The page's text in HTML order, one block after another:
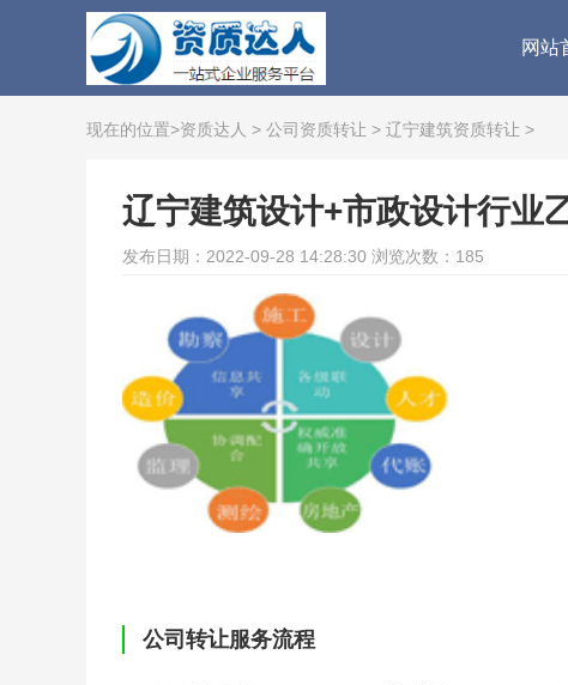
网站
现在的位置>资质达人 > 公司资质转让 > 辽宁建筑资质转让 >
辽宁建筑设计+市政设计行业
发布日期：2022-09-28 14:28:30 浏览次数：185
公司转让服务流程